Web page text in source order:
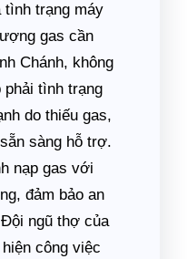
tình trạng máy
gas cần
Chánh, không
phải tình trạng
do thiếu gas,
sàng hỗ trợ.
nạp gas với
đảm bảo an
ngũ thợ của
công việc